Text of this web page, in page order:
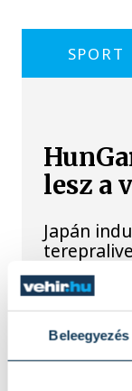
Beleegyezés
SPORT
lesz a
Japán
AEK